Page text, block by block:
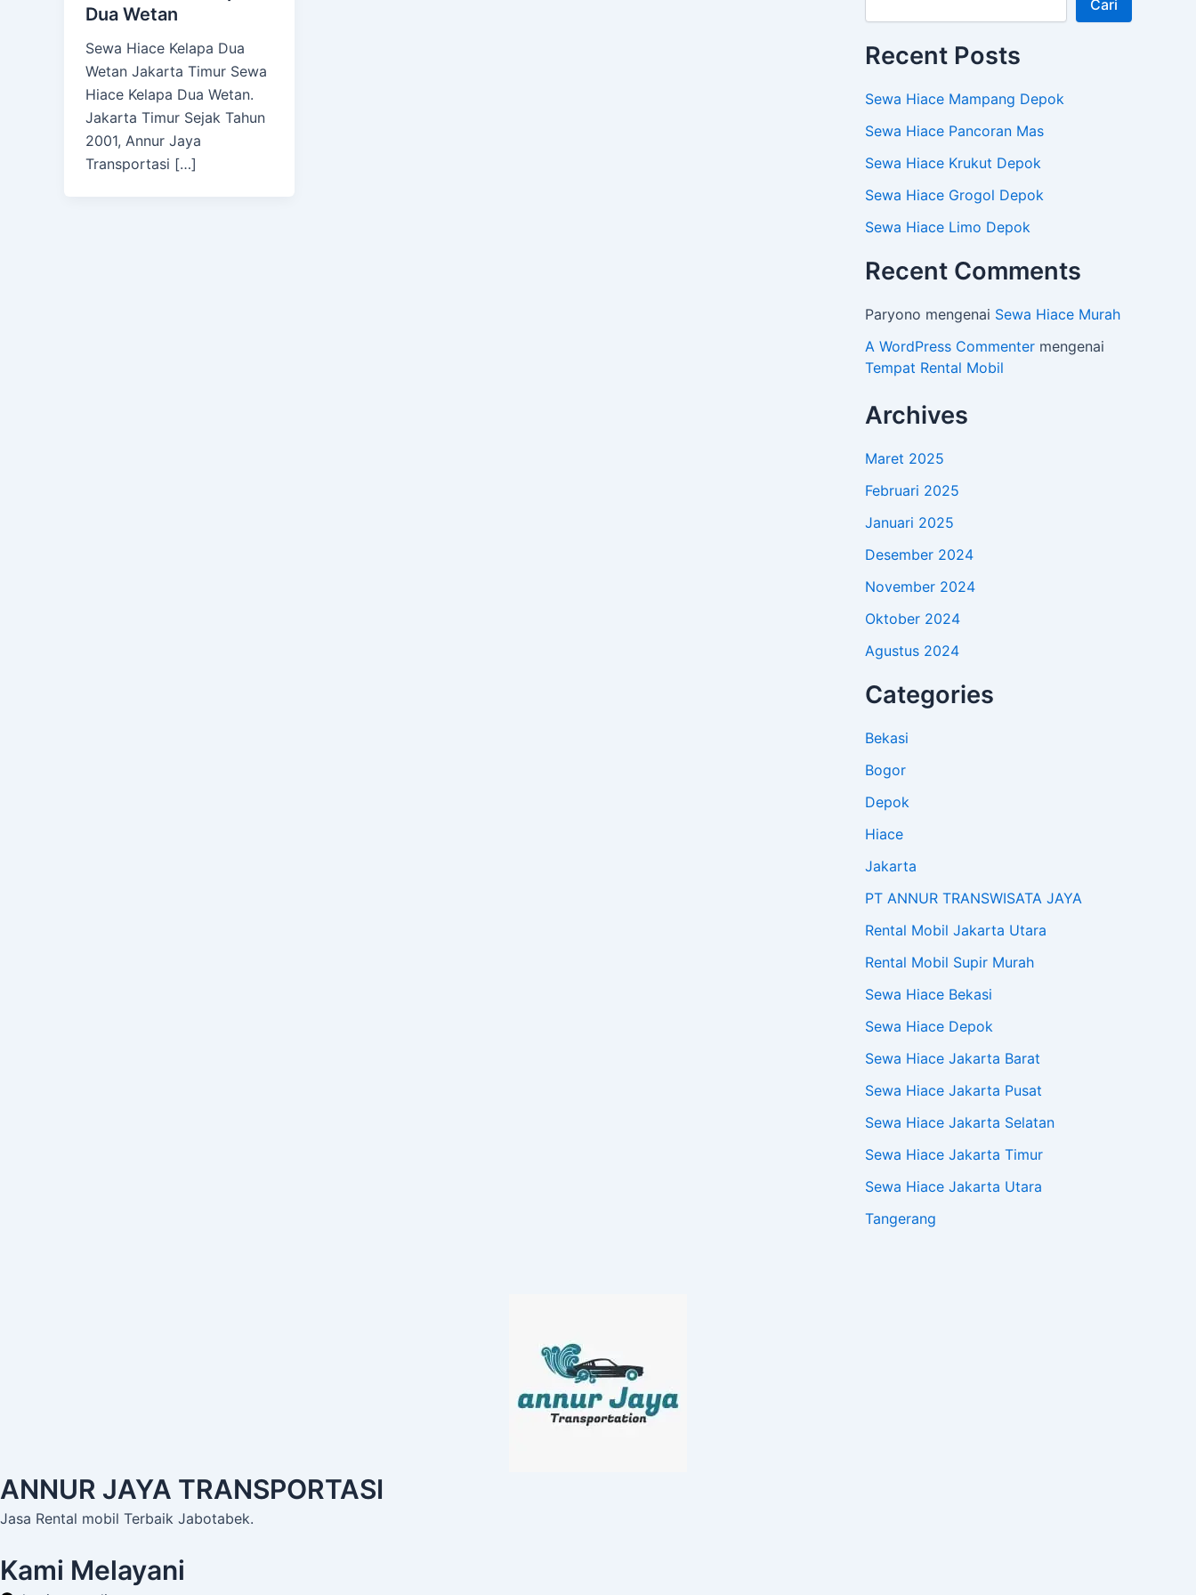
Dua Wetan
Sewa Hiace Kelapa Dua
Wetan Jakarta Timur Sewa
Hiace Kelapa Dua Wetan.
Jakarta Timur Sejak Tahun
2001, Annur Jaya
Transportasi […]
Cari
Recent Posts
Sewa Hiace Mampang Depok
Sewa Hiace Pancoran Mas
Sewa Hiace Krukut Depok
Sewa Hiace Grogol Depok
Sewa Hiace Limo Depok
Recent Comments
Paryono mengenai Sewa Hiace Murah
A WordPress Commenter mengenai
Tempat Rental Mobil
Archives
Maret 2025
Februari 2025
Januari 2025
Desember 2024
November 2024
Oktober 2024
Agustus 2024
Categories
Bekasi
Bogor
Depok
Hiace
Jakarta
PT ANNUR TRANSWISATA JAYA
Rental Mobil Jakarta Utara
Rental Mobil Supir Murah
Sewa Hiace Bekasi
Sewa Hiace Depok
Sewa Hiace Jakarta Barat
Sewa Hiace Jakarta Pusat
Sewa Hiace Jakarta Selatan
Sewa Hiace Jakarta Timur
Sewa Hiace Jakarta Utara
Tangerang
ANNUR JAYA TRANSPORTASI
Jasa Rental mobil Terbaik Jabotabek.
Kami Melayani